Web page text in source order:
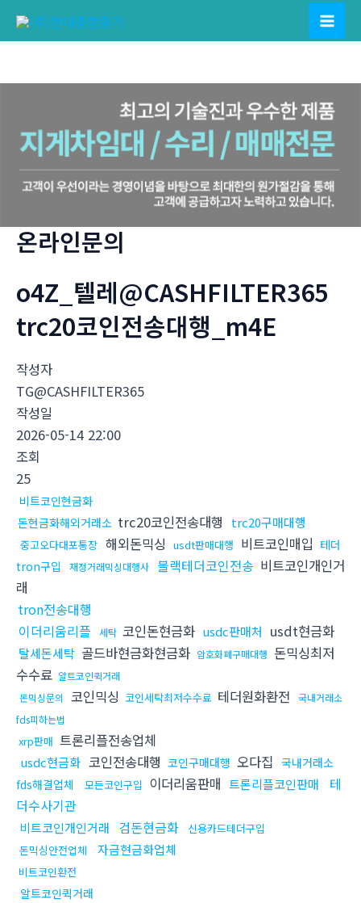
Main
온라인문의
o4Z_텔레@CASHFILTER365
trc20코인전송대행_m4E
작성자
TG@CASHFILTER365
작성일
2026-05-14 22:00
조회
25
비트코인현금화
돈현금화해외거래소 trc20코인전송대행 trc20구매대행
중고오다대포통장 해외돈믹싱 usdt판매대행 비트코인매입 테더
tron구입
재정거래믹싱대행사 블랙테더코인전송 비트코인개인거
래
tron전송대행
이더리움리플
세탁 코인돈현금화 usdc판매처 usdt현금화
탈세돈세탁 골드바현금화현금화 암호화폐구매대행 돈믹싱최저
수수료 알트코인퀵거래
돈믹싱문의
코인믹싱 코인세탁최저수수료 테더원화환전
국내거래소
fds피하는법
xrp판매 트론리플전송업체
usdc현금화 코인전송대행 코인구매대행 오다집 국내거래소
fds해결업체
모든코인구입 이더리움판매 트론리플코인판매
테
더수사기관
비트코인개인거래 검돈현금화
신용카드테더구입
돈믹싱안전업체
자금현금화업체
비트코인환전
알트코인퀵거래